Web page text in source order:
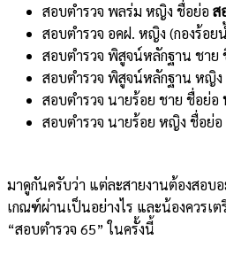
สอบตำรวจ พลร่ม หญิง ชื่อย่อ ส
สอบตำรวจ อคฝ. หญิง (กองร้อย
สอบตำรวจ พิสูจน์หลักฐาน ชาย
สอบตำรวจ พิสูจน์หลักฐาน หญิง
สอบตำรวจ นายร้อย ชาย ชื่อย่อ
สอบตำรวจ นายร้อย หญิง ชื่อย่อ
มาดูกันครับว่า แต่ละสายงานต้องสอบ
เกณฑ์ผ่านเป็นอย่างไร และน้องควรเ
“สอบตำรวจ 65” ในครั้งนี้